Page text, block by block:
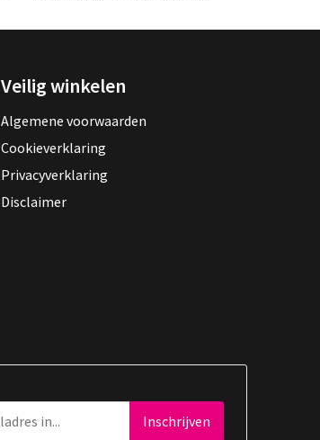
Veilig winkelen
Algemene voorwaarden
Cookieverklaring
Privacyverklaring
Disclaimer